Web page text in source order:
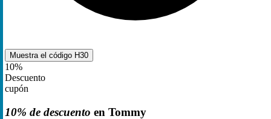
Muestra el código H30
10%
Descuento
cupón
10% de descuento en Tommy